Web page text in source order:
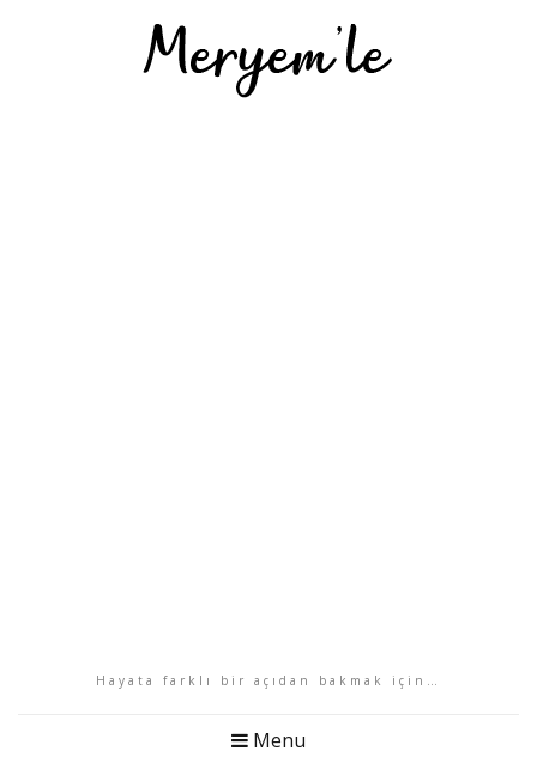
Hayata farklı bir açıdan bakmak için…
Menu